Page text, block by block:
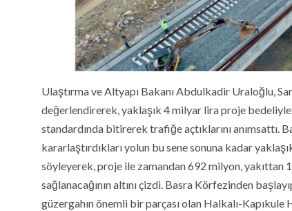
Ulaştırma ve Altyapı Bakanı Abdulkadir Uraloğlu,
değerlendirerek, yaklaşık 4 milyar lira proje
standardında bitirerek trafiğe açtıklarını anımsattı.
kararlaştırdıkları yolun bu sene sonuna kadar
söyleyerek, proje ile zamandan 692 milyon,
sağlanacağının altını çizdi. Basra Körfezinden
güzergahın önemli bir parçası olan Halkalı-